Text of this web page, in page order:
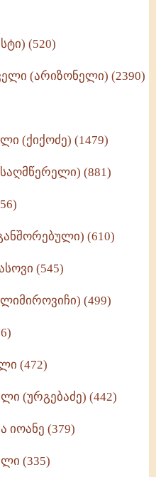
- II ტომი
-
(520)
(არიზონელი) (2390)
(ქიქოძე) (1479)
(881)
(610)
(545)
(499)
(472)
(ურგებაძე) (442)
იოანე (379)
(335)